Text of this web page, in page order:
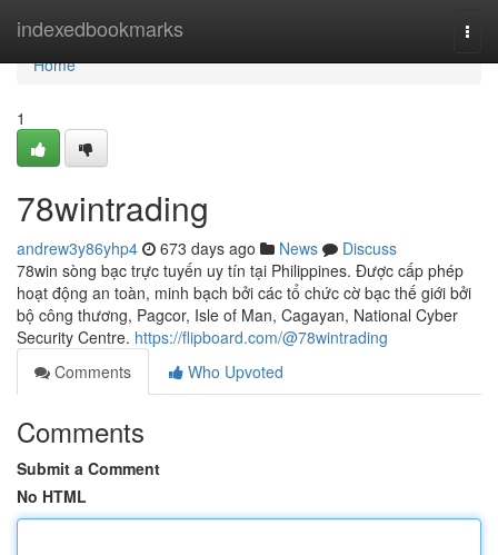
indexedbookmarks
Home
Home
1
78wintrading
andrew3y86yhp4 673 days ago News
Discuss
78win sòng bạc trực tuyến uy tín tại Philippines. Được cấp phép
hoạt động an toàn, minh bạch bởi các tổ chức cờ bạc thế giới bởi
bộ công thương, Pagcor, Isle of Man, Cagayan, National Cyber
Security Centre. https://flipboard.com/@78wintrading
Comments
Who Upvoted
Comments
Submit a Comment
No HTML